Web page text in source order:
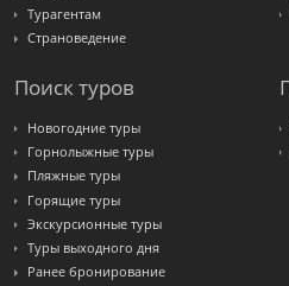
Турагентам
Страноведение
Поиск туров
Новогодние туры
Горнолыжные туры
Пляжные туры
Горящие туры
Экскурсионные туры
Туры выходного дня
Ранее бронирование